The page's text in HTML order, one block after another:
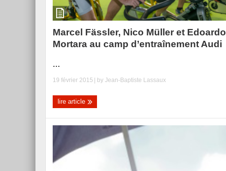
Marcel Fässler, Nico Müller et Edoardo
Mortara au camp d’entraînement Audi
...
19 février 2015 | by Jean-Baptiste Lassaux
lire article